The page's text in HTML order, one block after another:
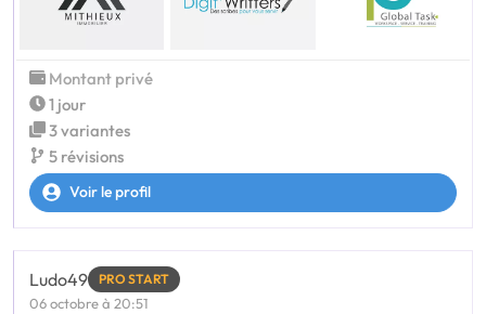
Montant privé
1 jour
3 variantes
5 révisions
Voir le profil
Ludo49 PRO START
06 octobre à 20:51